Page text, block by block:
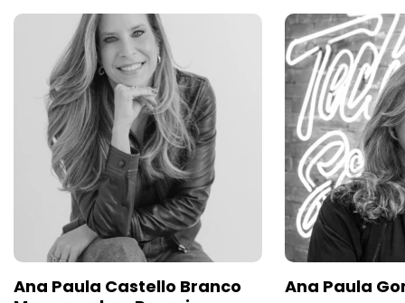
Ana Paula Castello Branco
Ana Paula